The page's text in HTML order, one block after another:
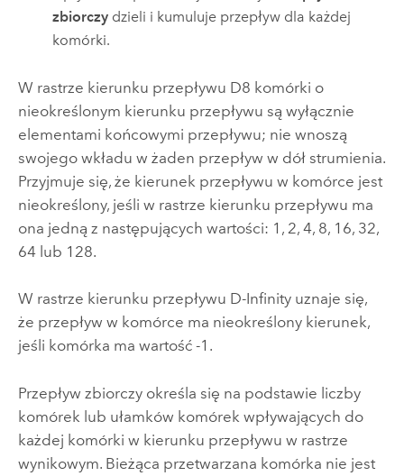
zbiorczy dzieli i kumuluje przepływ dla każdej
komórki.
W rastrze kierunku przepływu D8 komórki o
nieokreślonym kierunku przepływu są wyłącznie
elementami końcowymi przepływu; nie wnoszą
swojego wkładu w żaden przepływ w dół strumienia.
Przyjmuje się, że kierunek przepływu w komórce jest
nieokreślony, jeśli w rastrze kierunku przepływu ma
ona jedną z następujących wartości: 1, 2, 4, 8, 16, 32,
64 lub 128.
W rastrze kierunku przepływu D-Infinity uznaje się,
że przepływ w komórce ma nieokreślony kierunek,
jeśli komórka ma wartość -1.
Przepływ zbiorczy określa się na podstawie liczby
komórek lub ułamków komórek wpływających do
każdej komórki w kierunku przepływu w rastrze
wynikowym. Bieżąca przetwarzana komórka nie jest